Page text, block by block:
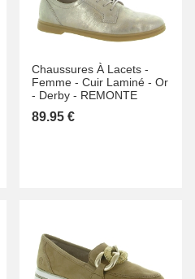
Chaussures À Lacets -
Femme - Cuir Laminé - Or
- Derby - REMONTE
89.95 €